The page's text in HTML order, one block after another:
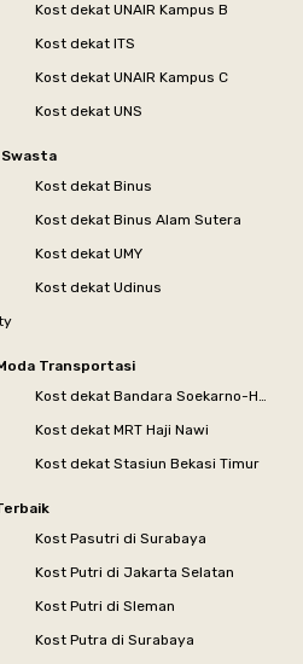
Kost dekat UNAIR Kampus B
Kost dekat ITS
Kost dekat UNAIR Kampus C
Kost dekat UNS
Kost dekat Binus
Kost dekat Binus Alam Sutera
Kost dekat UMY
Kost dekat Udinus
Transportasi
Kost dekat Bandara Soekarno-Hatta
Kost dekat MRT Haji Nawi
Kost dekat Stasiun Bekasi Timur
Kost Pasutri di Surabaya
Kost Putri di Jakarta Selatan
Kost Putri di Sleman
Kost Putra di Surabaya